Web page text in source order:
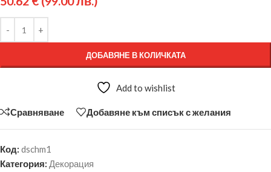
ДОБАВЯНЕ В КОЛИЧКАТА
Add to wishlist
Сравняване Добавяне към списък с желания
Код: dschm1
Категория: Декорация